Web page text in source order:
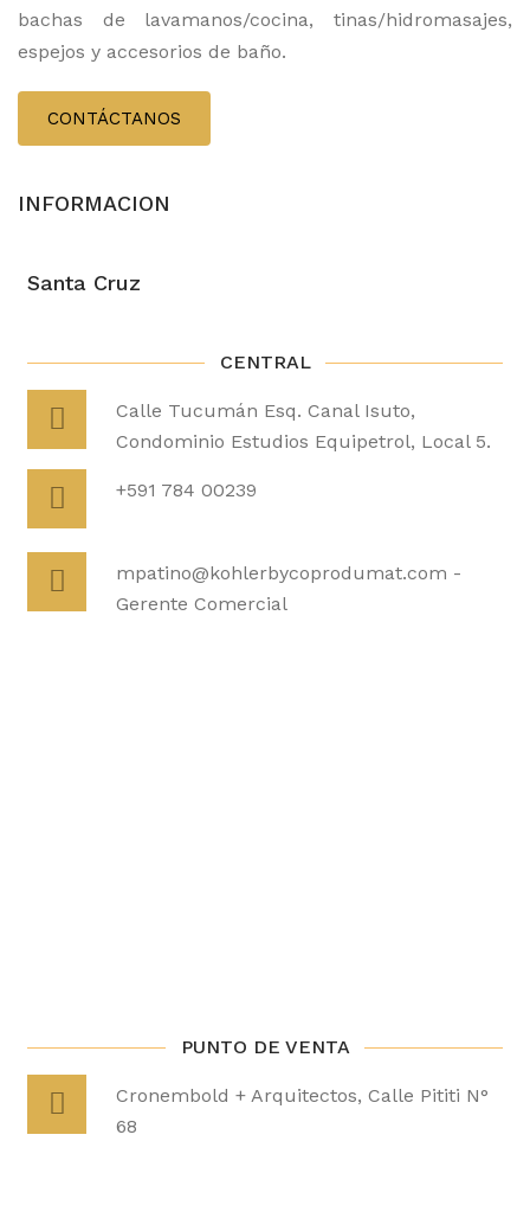
bachas de lavamanos/cocina, tinas/hidromasajes,
espejos y accesorios de baño.
CONTÁCTANOS
INFORMACION
Santa Cruz
CENTRAL
Calle Tucumán Esq. Canal Isuto,
Condominio Estudios Equipetrol, Local 5.
+591 784 00239
mpatino@kohlerbycoprodumat.com -
Gerente Comercial
PUNTO DE VENTA
Cronembold + Arquitectos, Calle Pititi N°
68